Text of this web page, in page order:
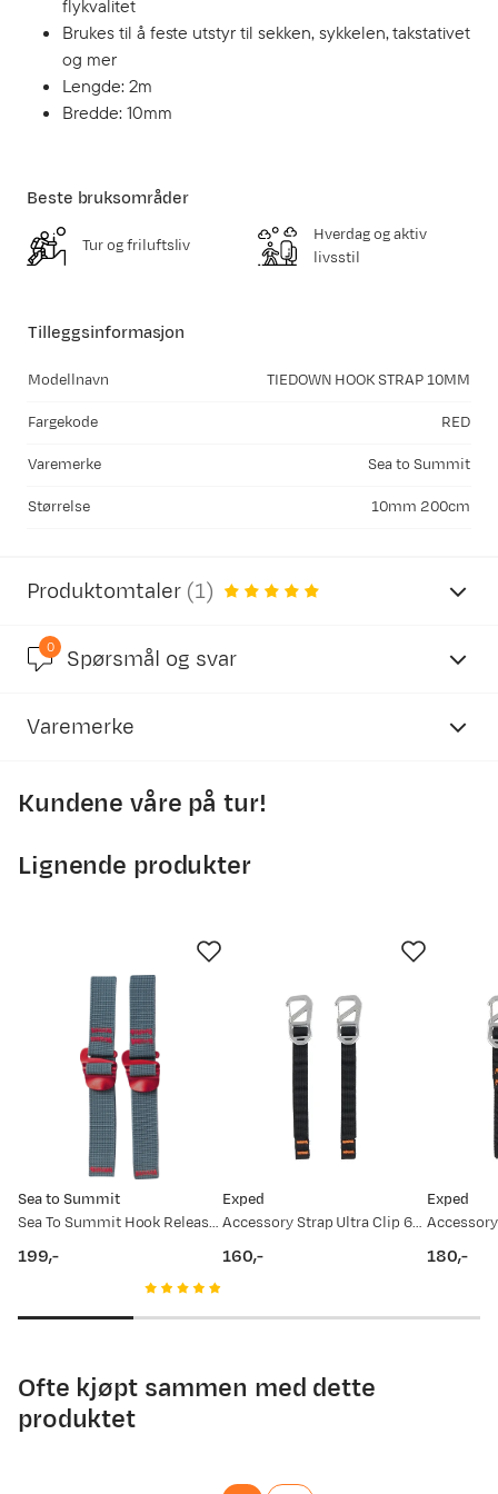
flykvalitet
Brukes til å feste utstyr til sekken, sykkelen, takstativet
og mer
Lengde: 2m
Bredde: 10mm
Tilleggsinformasjon
Modellnavn TIEDOWN HOOK STRAP 10MM
Fargekode RED
Varemerke Sea to Summit
Størrelse 10mm 200cm
Beste bruksområder
Tur og friluftsliv
Hverdag og aktiv
livsstil
Produktomtaler (1)
4.3
Anonymous
ikke vrir seg og delvis hopper av mens du strammer.
Anonymous
5 år siden
De gjør jobben sånn delvis, men er ikke veldig imponert.
Løsningen med å hekte på den ene enden er ikke veldig holdbar
syntes jeg.
Simple operation, low weight - nice backup straps
0 Spørsmål og svar
Varemerke
Kundene våre på tur!
Lignende produkter
Sea to Summit
Sea To Summit Hook Release Accessory Strap 2m 20mm Red
199,-
Exped
Accessory Strap Ultra Clip 60 Nocolor
160,-
Exped
180,-
Ofte kjøpt sammen med dette
produktet